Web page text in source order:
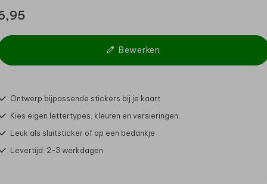
Bewerken
Ontwerp bijpassende stickers bij je kaart
Kies eigen lettertypes, kleuren en versieringen
Leuk als sluitsticker of op een bedankje
Levertijd: 2-3 werkdagen